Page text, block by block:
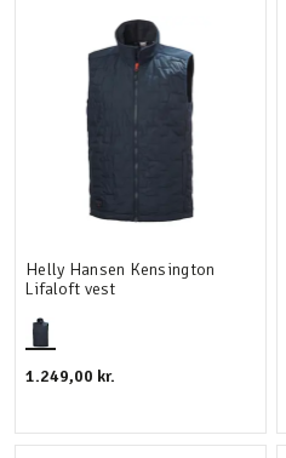
Helly Hansen Kensington
Lifaloft vest
1.249,00 kr.